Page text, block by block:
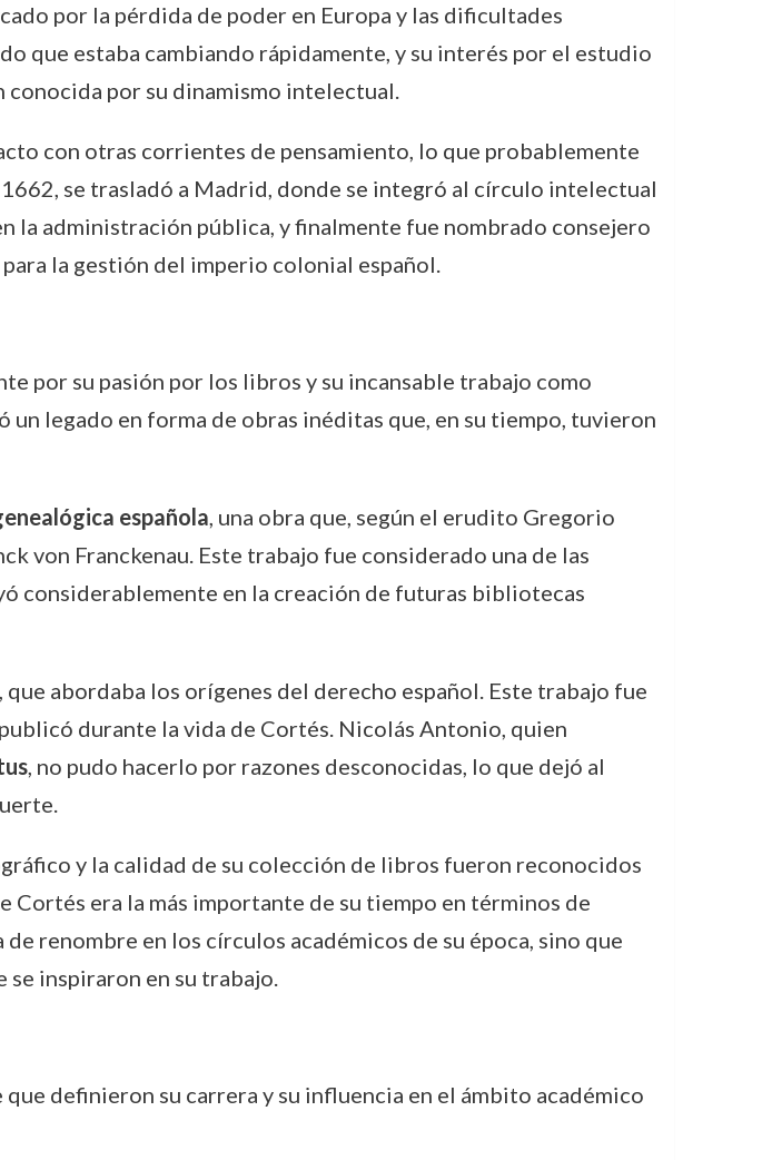
por la pérdida de poder en Europa y las dificultades
que estaba cambiando rápidamente, y su interés por el estudio
conocida por su dinamismo intelectual.
con otras corrientes de pensamiento, lo que probablemente
se trasladó a Madrid, donde se integró al círculo intelectual
la administración pública, y finalmente fue nombrado consejero
la gestión del imperio colonial español.
por su pasión por los libros y su incansable trabajo como
legado en forma de obras inéditas que, en su tiempo, tuvieron
española, una obra que, según el erudito Gregorio
von Franckenau. Este trabajo fue considerado una de las
considerablemente en la creación de futuras bibliotecas
que abordaba los orígenes del derecho español. Este trabajo fue
durante la vida de Cortés. Nicolás Antonio, quien
, no pudo hacerlo por razones desconocidas, lo que dejó al
y la calidad de su colección de libros fueron reconocidos
Cortés era la más importante de su tiempo en términos de
renombre en los círculos académicos de su época, sino que
inspiraron en su trabajo.
definieron su carrera y su influencia en el ámbito académico